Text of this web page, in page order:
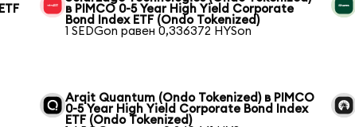
в PIMCO 0-5 Year High Yield Corporate
Bond Index ETF (Ondo Tokenized)
1 SEDGon равен 0,336372 HYSon
Arqit Quantum (Ondo Tokenized) в PIMCO
0-5 Year High Yield Corporate Bond Index
ETF (Ondo Tokenized)